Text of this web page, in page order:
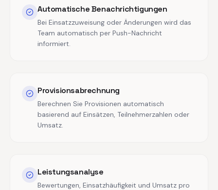
Automatische Benachrichtigungen
Bei Einsatzzuweisung oder Änderungen wird das
Team automatisch per Push-Nachricht
informiert.
Provisionsabrechnung
Berechnen Sie Provisionen automatisch
basierend auf Einsätzen, Teilnehmerzahlen oder
Umsatz.
Leistungsanalyse
Bewertungen, Einsatzhäufigkeit und Umsatz pro